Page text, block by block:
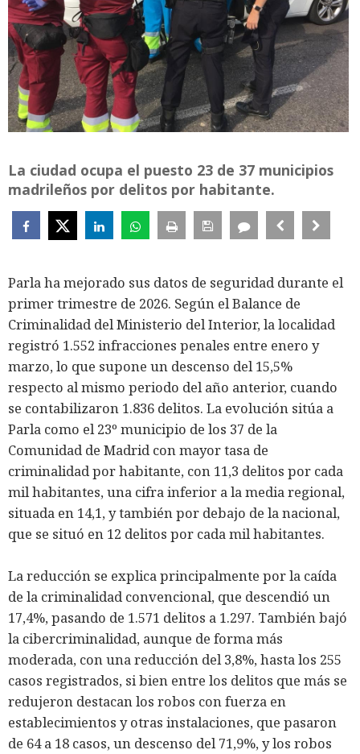
La ciudad ocupa el puesto 23 de 37 municipios
madrileños por delitos por habitante.
Parla ha mejorado sus datos de seguridad durante el
primer trimestre de 2026. Según el Balance de
Criminalidad del Ministerio del Interior, la localidad
registró 1.552 infracciones penales entre enero y
marzo, lo que supone un descenso del 15,5%
respecto al mismo periodo del año anterior, cuando
se contabilizaron 1.836 delitos. La evolución sitúa a
Parla como el 23º municipio de los 37 de la
Comunidad de Madrid con mayor tasa de
criminalidad por habitante, con 11,3 delitos por cada
mil habitantes, una cifra inferior a la media regional,
situada en 14,1, y también por debajo de la nacional,
que se situó en 12 delitos por cada mil habitantes.
La reducción se explica principalmente por la caída
de la criminalidad convencional, que descendió un
17,4%, pasando de 1.571 delitos a 1.297. También bajó
la cibercriminalidad, aunque de forma más
moderada, con una reducción del 3,8%, hasta los 255
casos registrados, si bien entre los delitos que más se
redujeron destacan los robos con fuerza en
establecimientos y otras instalaciones, que pasaron
de 64 a 18 casos, un descenso del 71,9%, y los robos